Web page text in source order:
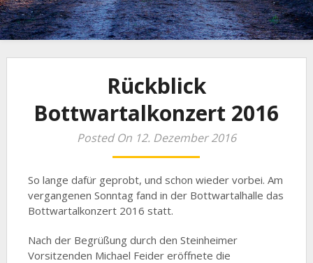
Rückblick
Bottwartalkonzert 2016
Posted On 12. Dezember 2016
So lange dafür geprobt, und schon wieder vorbei. Am
vergangenen Sonntag fand in der Bottwartalhalle das
Bottwartalkonzert 2016 statt.
Nach der Begrüßung durch den Steinheimer
Vorsitzenden Michael Feider eröffnete die